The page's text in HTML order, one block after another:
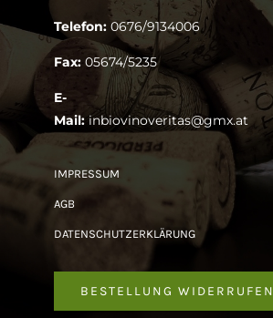
Telefon: 0676/9134006
Fax: 05674/5235
E-
Mail: inbiovinoveritas@gmx.at
IMPRESSUM
AGB
DATENSCHUTZERKLÄRUNG
BESTELLUNG WIDERRUFEN